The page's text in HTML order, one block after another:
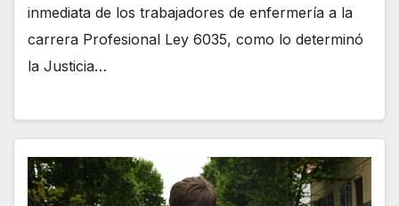
inmediata de los trabajadores de enfermería a la
carrera Profesional Ley 6035, como lo determinó
la Justicia…